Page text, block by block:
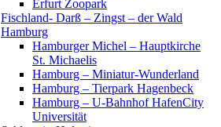
Erfurt Zoopark
Fischland- Darß – Zingst – der Wald
Hamburg
Hamburger Michel – Hauptkirche
St. Michaelis
Hamburg – Miniatur-Wunderland
Hamburg – Tierpark Hagenbeck
Hamburg – U-Bahnhof HafenCity
Universität